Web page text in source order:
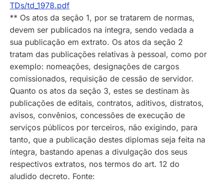
TDs/td_1978.pdf
** Os atos da seção 1, por se tratarem de normas,
devem ser publicados na íntegra, sendo vedada a
sua publicação em extrato. Os atos da seção 2
tratam das publicações relativas à pessoal, como por
exemplo: nomeações, designações de cargos
comissionados, requisição de cessão de servidor.
Quanto os atos da seção 3, estes se destinam às
publicações de editais, contratos, aditivos, distratos,
avisos, convênios, concessões de execução de
serviços públicos por terceiros, não exigindo, para
tanto, que a publicação destes diplomas seja feita na
íntegra, bastando apenas a divulgação dos seus
respectivos extratos, nos termos do art. 12 do
aludido decreto. Fonte: